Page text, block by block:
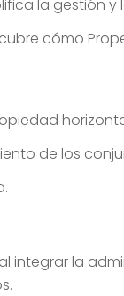
la gestión
cómo
de los
integrar la